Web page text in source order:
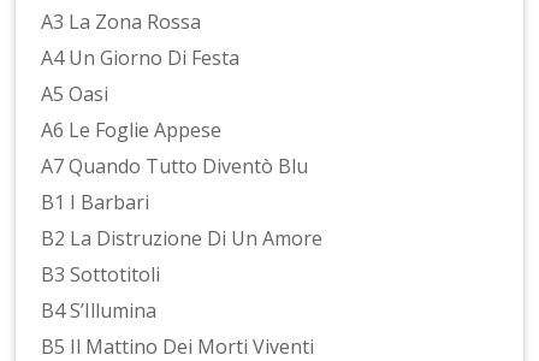
A3 La Zona Rossa
A4 Un Giorno Di Festa
A5 Oasi
A6 Le Foglie Appese
A7 Quando Tutto Diventò Blu
B1 I Barbari
B2 La Distruzione Di Un Amore
B3 Sottotitoli
B4 S’Illumina
B5 Il Mattino Dei Morti Viventi